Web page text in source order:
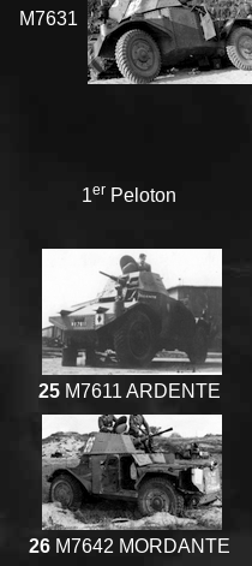
M7631
1er Peloton
25M7611 ARDENTE
26M7642 MORDANTE